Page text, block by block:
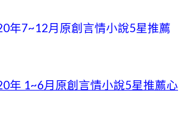
年7~12月原創言情小說5星推薦
年 1~6月原創言情小說5星推薦心